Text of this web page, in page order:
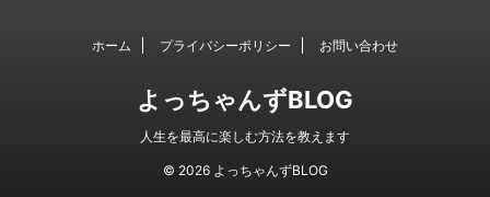
ホーム プライバシーポリシー お問い合わせ
よっちゃんずBLOG
人生を最高に楽しむ方法を教えます
© 2026 よっちゃんずBLOG